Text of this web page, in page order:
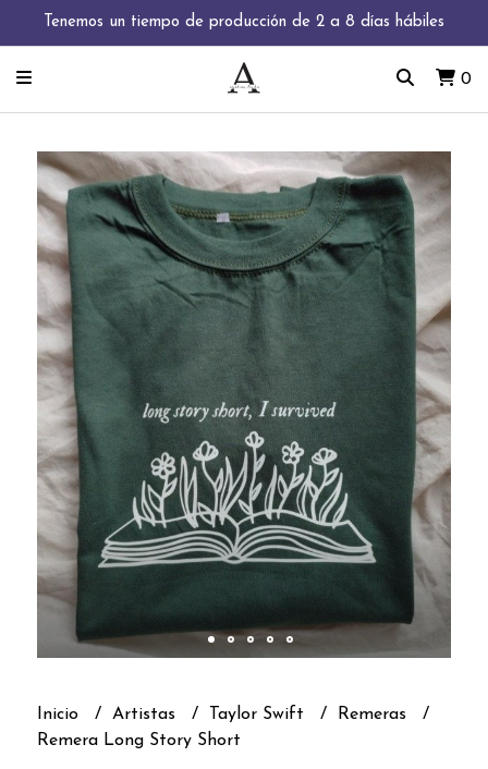
Tenemos un tiempo de producción de 2 a 8 días hábiles
0
Inicio Artistas Taylor Swift
Remeras
Remera Long Story Short